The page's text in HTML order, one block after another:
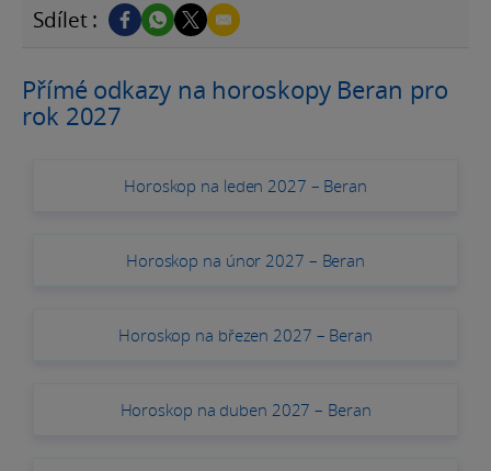
Sdílet :
Přímé odkazy na horoskopy Beran pro
rok 2027
Horoskop na leden 2027 – Beran
Horoskop na únor 2027 – Beran
Horoskop na březen 2027 – Beran
Horoskop na duben 2027 – Beran